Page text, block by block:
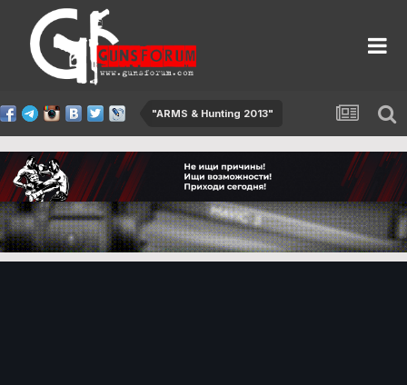
"ARMS & Hunting 2013"